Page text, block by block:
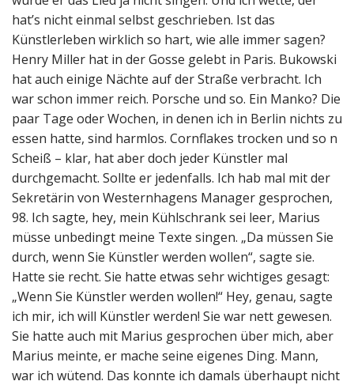
hat’s nicht einmal selbst geschrieben. Ist das
Künstlerleben wirklich so hart, wie alle immer sagen?
Henry Miller hat in der Gosse gelebt in Paris. Bukowski
hat auch einige Nächte auf der Straße verbracht. Ich
war schon immer reich. Porsche und so. Ein Manko? Die
paar Tage oder Wochen, in denen ich in Berlin nichts zu
essen hatte, sind harmlos. Cornflakes trocken und so n
Scheiß – klar, hat aber doch jeder Künstler mal
durchgemacht. Sollte er jedenfalls. Ich hab mal mit der
Sekretärin von Westernhagens Manager gesprochen,
98. Ich sagte, hey, mein Kühlschrank sei leer, Marius
müsse unbedingt meine Texte singen. „Da müssen Sie
durch, wenn Sie Künstler werden wollen“, sagte sie.
Hatte sie recht. Sie hatte etwas sehr wichtiges gesagt:
„Wenn Sie Künstler werden wollen!“ Hey, genau, sagte
ich mir, ich will Künstler werden! Sie war nett gewesen.
Sie hatte auch mit Marius gesprochen über mich, aber
Marius meinte, er mache seine eigenes Ding. Mann,
war ich wütend. Das konnte ich damals überhaupt nicht